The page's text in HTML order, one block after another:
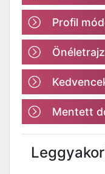
Profil
Önéletrajz
Mentett